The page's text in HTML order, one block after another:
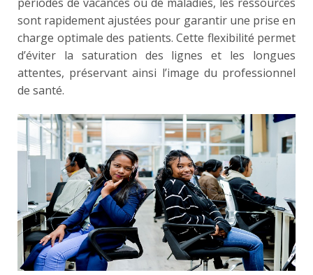
sont rapidement ajustées pour garantir une prise en
charge optimale des patients. Cette flexibilité permet
d’éviter la saturation des lignes et les longues
attentes, préservant ainsi l’image du professionnel
de santé.